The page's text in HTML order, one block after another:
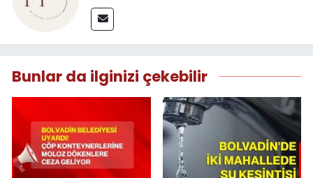
Bunlar da ilginizi çekebilir